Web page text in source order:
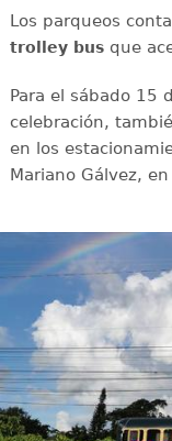
Los parqueos
trolley busque
Para el sábado 15
celebración,
en los
Mariano Gálvez,